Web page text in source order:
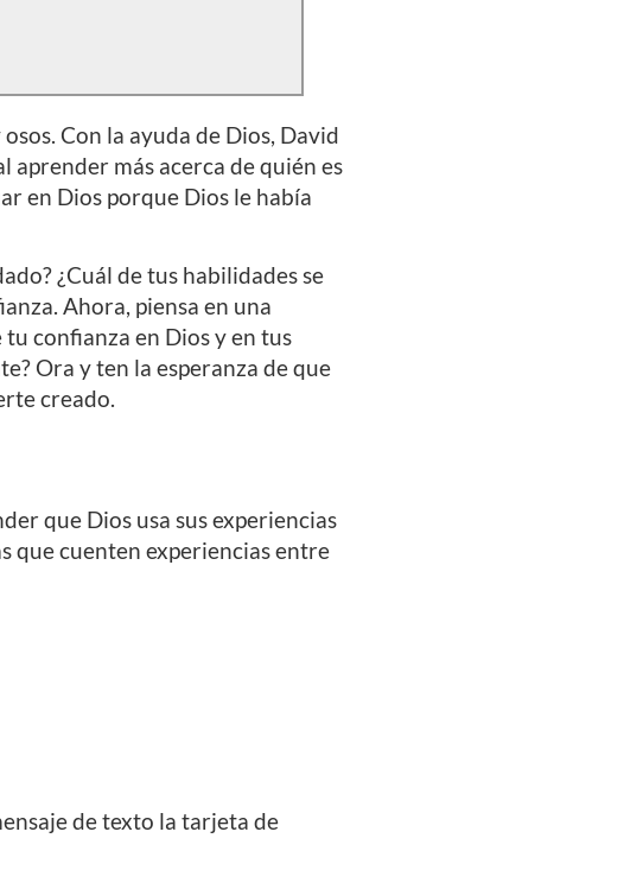
Con la ayuda de Dios, David
aprender más acerca de quién es
en Dios porque Dios le había
¿Cuál de tus habilidades se
Ahora, piensa en una
confianza en Dios y en tus
Ora y ten la esperanza de que
creado.
que Dios usa sus experiencias
que cuenten experiencias entre
de texto la tarjeta de